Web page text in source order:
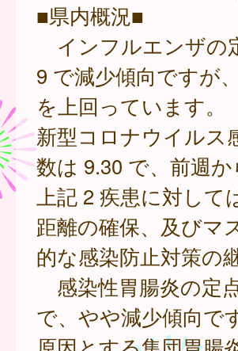
■県内概況■
インフルエンザの
9 で減少傾向ですが
を上回っています。
新型コロナウイルス
数は 9.30 で、前週
上記 2 疾患に対して
距離の確保、及びマ
的な感染防止対策の
感染性胃腸炎の定
で、やや減少傾向で